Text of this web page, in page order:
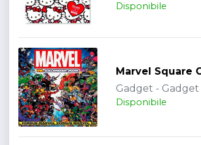
Disponibile
Marvel Square
Gadget - Gadget
Disponibile